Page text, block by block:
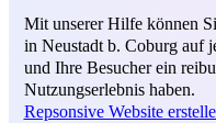
Mit unserer Hilfe können
in Neustadt b. Coburg auf
und Ihre Besucher ein
Nutzungserlebnis haben.
Repsonsive Website